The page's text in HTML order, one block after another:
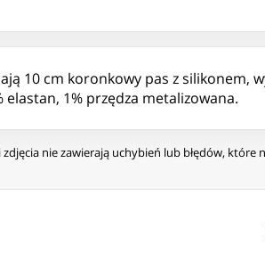
10 cm koronkowy pas z silikonem,
elastan, 1% przędza metalizowana.
nie zawierają uchybień lub błędów,